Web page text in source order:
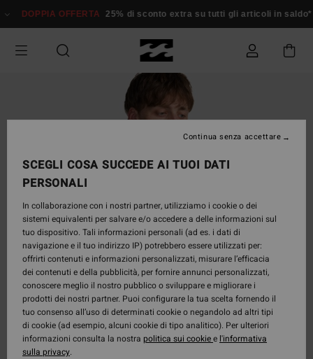
alle
prodotto
DOPPIA OFFERTA 25% di sconto extra su tutti gli articoli in saldo*
SCEGLI COSA SUCCEDE AI TUOI DATI
PERSONALI
In collaborazione con i nostri partner, utilizziamo i cookie o dei
sistemi equivalenti per salvare e/o accedere a delle informazioni sul
tuo dispositivo. Tali informazioni personali (ad es. i dati di
navigazione e il tuo indirizzo IP) potrebbero essere utilizzati per:
offrirti contenuti e informazioni personalizzati, misurare l’efficacia
dei contenuti e della pubblicità, per fornire annunci personalizzati,
conoscere meglio il nostro pubblico o sviluppare e migliorare i
prodotti dei nostri partner. Puoi configurare la tua scelta fornendo il
tuo consenso all’uso di determinati cookie o negandolo ad altri tipi
di cookie (ad esempio, alcuni cookie di tipo analitico). Per ulteriori
informazioni consulta la nostra politica sui cookiee l'informativa
sulla privacy.
Continua senza accettare